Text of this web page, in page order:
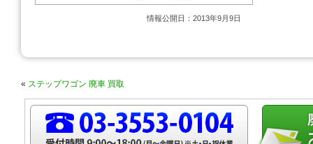
情報公開日：2013年9月9日
« ステップワゴン 廃車 買取